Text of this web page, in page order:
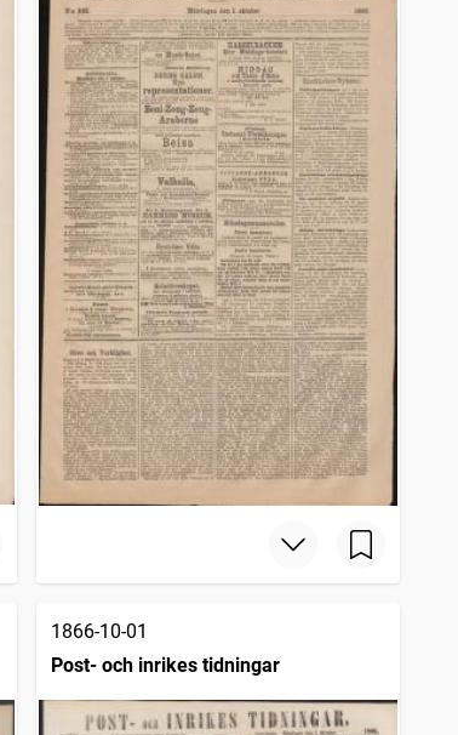
1866-10-01
Post- och inrikes tidningar